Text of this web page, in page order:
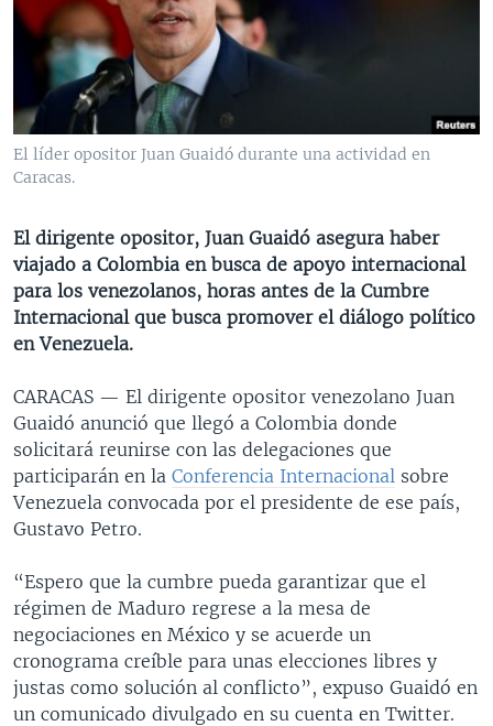
VENEZUELA
BRASIL
NICARAGUA
ECONOMÍA
ENTRETENIMIENTO Y CULTURA
TECNOLOGÍA
DEPORTES
CIENCIA Y SALUD
MULTIMEDIA
VIDEOS
FOTOGRAFÍA
AUDIOS
PROGRAMAS TV
EL MUNDO AL DÍA
FORO INTERAMERICANO
VISIÓN 360
PANORAMA
RADIO
AVANCE INFORMATIVO
AUDIONOTICIAS
ESTADOS UNIDOS AL DÍA
EL MUNDO AL DÍA [RADIO]
FORO [RADIO]
NOTA ECONÓMICA
ENTRETENIMIENTO
DIRECT
DOCUMENTALES DE LA VOA
Learning English
SÍGANOS
Idiomas
El líder opositor Juan Guaidó durante una actividad en
Caracas.
El dirigente opositor, Juan Guaidó asegura haber
viajado a Colombia en busca de apoyo internacional
para los venezolanos, horas antes de la Cumbre
Internacional que busca promover el diálogo político
en Venezuela.
CARACAS — El dirigente opositor venezolano Juan
Guaidó anunció que llegó a Colombia donde
solicitará reunirse con las delegaciones que
participarán en la Conferencia Internacional sobre
Venezuela convocada por el presidente de ese país,
Gustavo Petro.
“Espero que la cumbre pueda garantizar que el
régimen de Maduro regrese a la mesa de
negociaciones en México y se acuerde un
cronograma creíble para unas elecciones libres y
justas como solución al conflicto”, expuso Guaidó en
un comunicado divulgado en su cuenta en Twitter.